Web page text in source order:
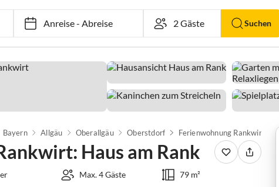
Anreise-Abreise Suchen
Bayern Allgäu Oberallgäu Oberstdorf
Haus am Rank
Max. 4 Gäste 79 m²